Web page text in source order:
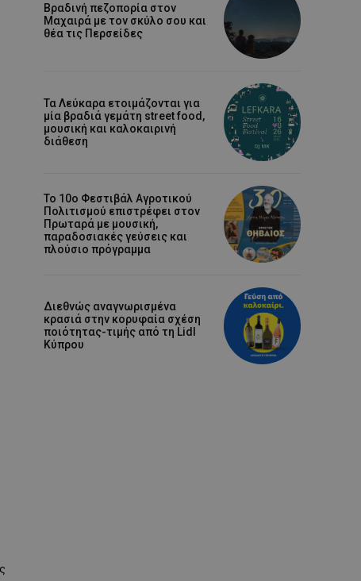
Βραδινή πεζοπορία στον
Μαχαιρά με τον σκύλο σου και
θέα τις Περσείδες
Τα Λεύκαρα ετοιμάζονται για
μία βραδιά γεμάτη street food,
μουσική και καλοκαιρινή
διάθεση
Το 10ο Φεστιβάλ Αγροτικού
Πολιτισμού επιστρέφει στον
Πρωταρά με μουσική,
παραδοσιακές γεύσεις και
πλούσιο πρόγραμμα
Διεθνώς αναγνωρισμένα
κρασιά στην κορυφαία σχέση
ποιότητας-τιμής από τη Lidl
Κύπρου